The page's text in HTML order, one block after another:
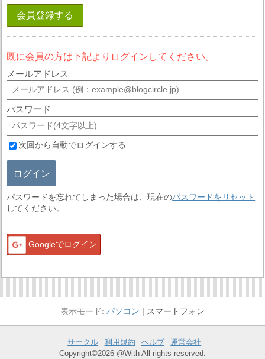
会員登録する
既に会員の方は下記よりログインしてください。
メールアドレス
パスワード
次回から自動でログインする
ログイン
パスワードを忘れてしまった場合は、現在のパスワードをリセット
してください。
Googleでログイン
パソコン スマートフォン
サークル 利用規約 ヘルプ
運営会社
Copyright©2026 @With All rights reserved.